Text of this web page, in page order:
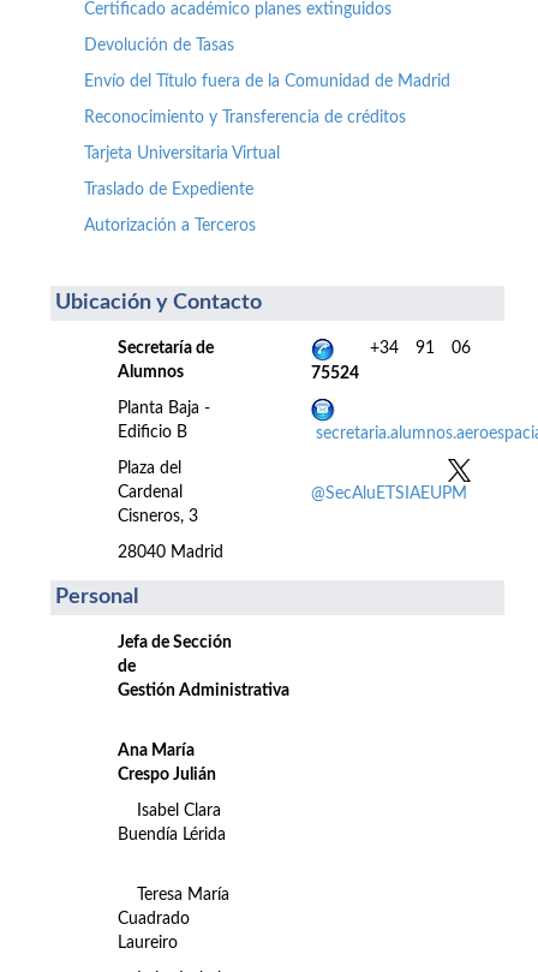
Certificado académico planes extinguidos
Devolución de Tasas
Envío del Título fuera de la Comunidad de Madrid
Reconocimiento y Transferencia de créditos
Tarjeta Universitaria Virtual
Traslado de Expediente
Autorización a Terceros
Ubicación y Contacto
Secretaría de
Alumnos
Planta Baja -
Edificio B
Plaza del
Cardenal
Cisneros, 3
28040 Madrid
+34 91 06
75524
@SecAluETSIAEUPM
Personal
Jefa de Sección
de
Gestión Administrativa
Ana María
Crespo Julián
Isabel Clara
Buendía Lérida
Teresa María
Cuadrado
Laureiro